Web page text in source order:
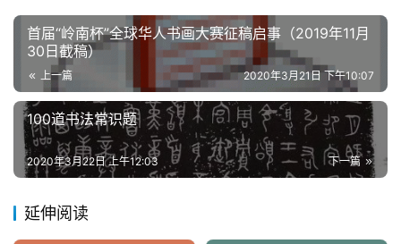
首届“岭南杯”全球华人书画大赛征稿启事（2019年11月
30日截稿）
上一篇 2020年3月21日 下午10:07
100道书法常识题
下一篇
2020年3月22日 上午12:03
延伸阅读